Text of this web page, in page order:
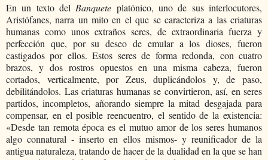
En un texto del Banquete platónico, uno de sus interlocutores,
Aristófanes, narra un mito en el que se caracteriza a las criaturas
humanas como unos extraños seres, de extraordinaria fuerza y
perfección que, por su deseo de emular a los dioses, fueron
castigados por ellos. Estos seres de forma redonda, con cuatro
brazos, y dos rostros opuestos en una misma cabeza, fueron
cortados, verticalmente, por Zeus, duplicándolos y, de paso,
debilitándolos. Las criaturas humanas se convirtieron, así, en seres
partidos, incompletos, añorando siempre la mitad desgajada para
compensar, en el posible reencuentro, el sentido de la existencia:
«Desde tan remota época es el mutuo amor de los seres humanos
algo connatural - inserto en ellos mismos- y reunificador de la
antigua naturaleza, tratando de hacer de la dualidad en la que se han